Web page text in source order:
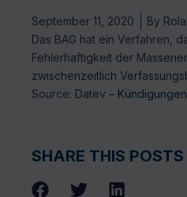
September 11, 2020 By
Das BAG hat ein Verfahren,
Fehlerhaftigkeit der
zwischenzeitlich
Source: Datev –
SHARE THIS POSTS